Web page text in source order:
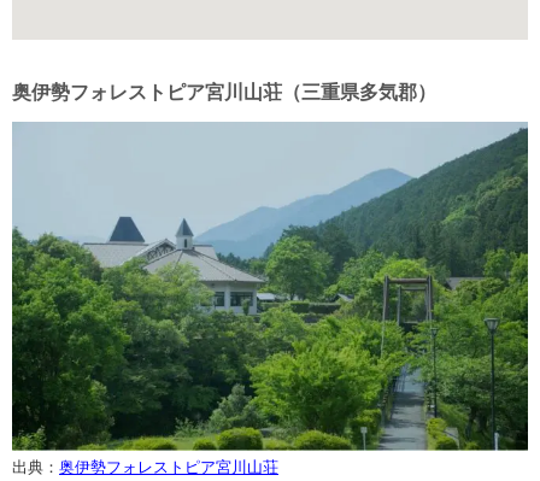
奥伊勢フォレストピア宮川山荘（三重県多気郡）
出典： 奥伊勢フォレストピア宮川山荘